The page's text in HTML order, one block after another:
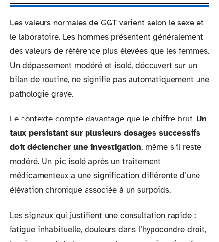
Les valeurs normales de GGT varient selon le sexe et
le laboratoire. Les hommes présentent généralement
des valeurs de référence plus élevées que les femmes.
Un dépassement modéré et isolé, découvert sur un
bilan de routine, ne signifie pas automatiquement une
pathologie grave.
Le contexte compte davantage que le chiffre brut. Un
taux persistant sur plusieurs dosages successifs
doit déclencher une investigation, même s’il reste
modéré. Un pic isolé après un traitement
médicamenteux a une signification différente d’une
élévation chronique associée à un surpoids.
Les signaux qui justifient une consultation rapide :
fatigue inhabituelle, douleurs dans l’hypocondre droit,